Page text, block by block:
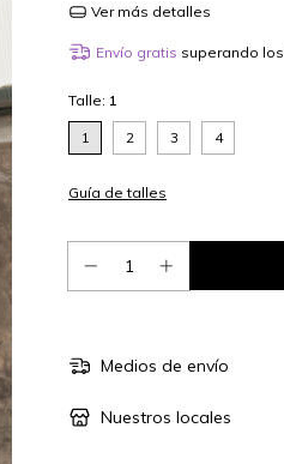
Ver más detalles
Envío gratis superando los
Talle: 1
1 2 3 4
Guía de talles
Medios de envío
Nuestros locales